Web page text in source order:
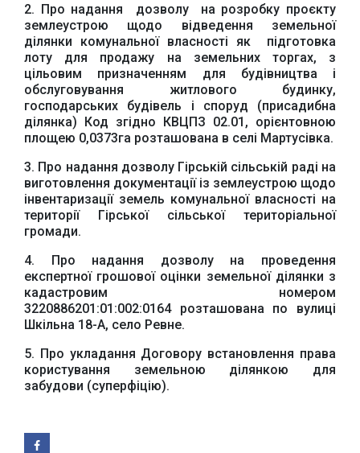
2. Про надання дозволу на розробку проєкту
землеустрою щодо відведення земельної
ділянки комунальної власності як підготовка
лоту для продажу на земельних торгах, з
цільовим призначенням для будівництва і
обслуговування житлового будинку,
господарських будівель і споруд (присадибна
ділянка) Код згідно КВЦПЗ 02.01, орієнтовною
площею 0,0373га розташована в селі Мартусівка.
3. Про надання дозволу Гірській сільській раді на
виготовлення документації із землеустрою щодо
інвентаризації земель комунальної власності на
території Гірської сільської територіальної
громади.
4. Про надання дозволу на проведення
експертної грошової оцінки земельної ділянки з
кадастровим номером
3220886201:01:002:0164розташована по вулиці
Шкільна 18-А, село Ревне.
5. Про укладання Договору встановлення права
користування земельною ділянкою для
забудови (суперфіцію).
Офіційний веб-сайт
Верховної Ради
України
Офіційне інтернет-
представництво
Президента України
Урядовий портал
державна адміністрація
Офіційний веб-сайт
Бориспільської РДА
Офіційний веб-сайт